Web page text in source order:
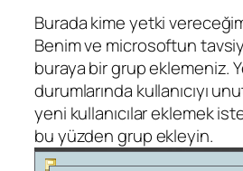
Burada kime yetki
Benim ve microsoftun
buraya bir grup eklemeniz.
durumlarında kullanıcıyı
yeni kullanıcılar eklemek
bu yüzden grup ekleyin.